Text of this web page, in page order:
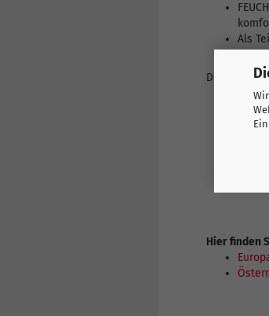
Als
DETAILS
Hier finden